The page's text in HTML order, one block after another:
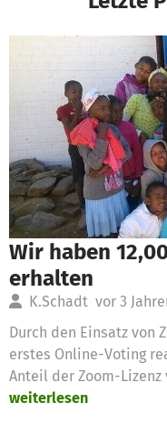
Wir haben
erhalten
K.Schadt vor 3
Durch den Einsatz von
erstes Online-Voting
Anteil der Zoom-Lizenz
weiterlesen